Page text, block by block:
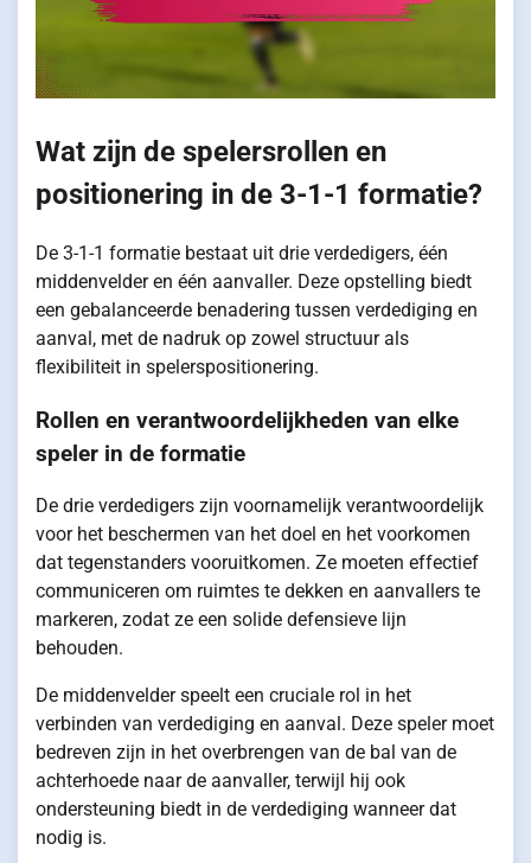
Wat zijn de spelersrollen en
positionering in de 3-1-1 formatie?
De 3-1-1 formatie bestaat uit drie verdedigers, één
middenvelder en één aanvaller. Deze opstelling biedt
een gebalanceerde benadering tussen verdediging en
aanval, met de nadruk op zowel structuur als
flexibiliteit in spelerspositionering.
Rollen en verantwoordelijkheden van elke
speler in de formatie
De drie verdedigers zijn voornamelijk verantwoordelijk
voor het beschermen van het doel en het voorkomen
dat tegenstanders vooruitkomen. Ze moeten effectief
communiceren om ruimtes te dekken en aanvallers te
markeren, zodat ze een solide defensieve lijn
behouden.
De middenvelder speelt een cruciale rol in het
verbinden van verdediging en aanval. Deze speler moet
bedreven zijn in het overbrengen van de bal van de
achterhoede naar de aanvaller, terwijl hij ook
ondersteuning biedt in de verdediging wanneer dat
nodig is.